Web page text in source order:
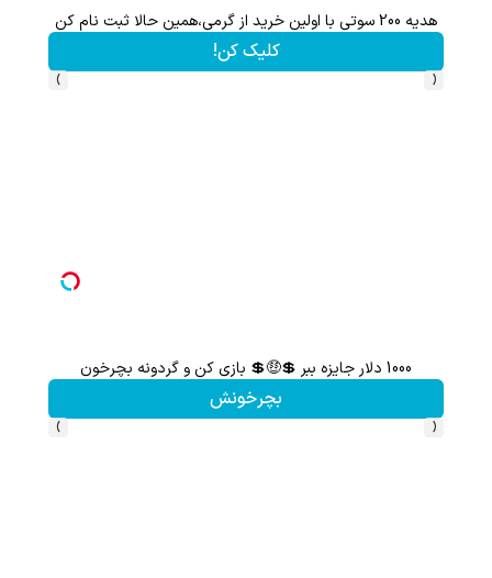
هدیه 200 سوتی با اولین خرید از گرمی،همین حالا ثبت نام کن
کلیک کن!
‹
›
1000 دلار جایزه ببر 💲🤑💲 بازی کن و گردونه بچرخون
بچرخونش
‹
›